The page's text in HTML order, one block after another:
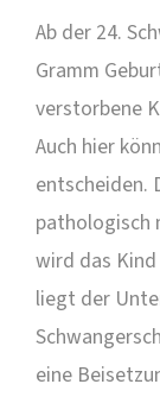
Ab der 24.
Gramm
verstorbene
Auch hier
entscheiden.
pathologisch
wird das
liegt der
eine